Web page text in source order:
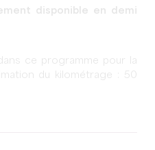
disponible en demi
ce programme pour la
du kilométrage : 50